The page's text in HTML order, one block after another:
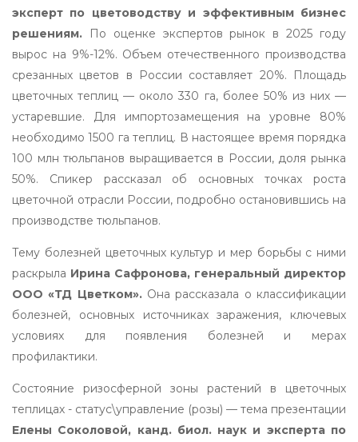
эксперт по цветоводству и эффективным бизнес
решениям. По оценке экспертов рынок в 2025 году
вырос на 9%-12%. Объем отечественного производства
срезанных цветов в России составляет 20%. Площадь
цветочных теплиц — около 330 га, более 50% из них —
устаревшие. Для импортозамещения на уровне 80%
необходимо 1500 га теплиц. В настоящее время порядка
100 млн тюльпанов выращивается в России, доля рынка
50%. Спикер рассказал об основных точках роста
цветочной отрасли России, подробно остановившись на
производстве тюльпанов.
Тему болезней цветочных культур и мер борьбы с ними
раскрыла Ирина Сафронова, генеральный директор
ООО «ТД Цветком».Она рассказала о классификации
болезней, основных источниках заражения, ключевых
условиях для появления болезней и мерах
профилактики.
Состояние ризосферной зоны растений в цветочных
теплицах - статус\управление (розы) — тема презентации
Елены Соколовой, канд. биол. наук и эксперта по